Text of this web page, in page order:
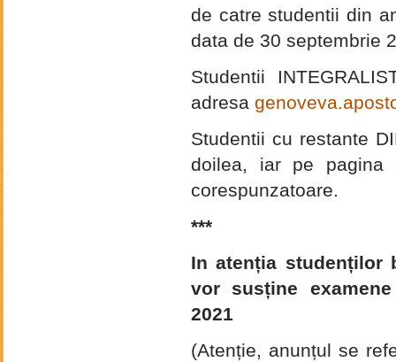
de catre studentii din
data de 30 septembrie
Studentii
adresa
Studentii cu restante
doilea, iar pe pagina
corespunzatoare.
***
In atenția studenților
vor susține
2021
(Atenție, anunțul se